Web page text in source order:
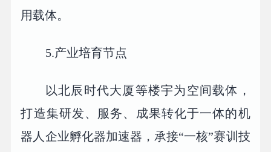
用载体。
5.产业培育节点
以北辰时代大厦等楼宇为空间载体，
打造集研发、服务、成果转化于一体的机
器人企业孵化器加速器，承接“一核”赛训技